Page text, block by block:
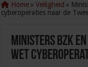
Home » Veiligheid »
cyberoperaties naar de
Ministers BZK
wet